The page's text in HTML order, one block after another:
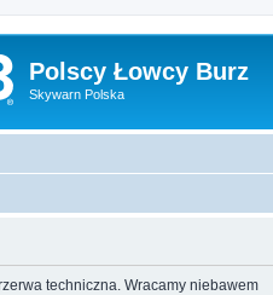
Polscy Łowcy Burz
Skywarn Polska
techniczna. Wracamy niebawem